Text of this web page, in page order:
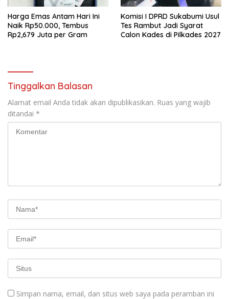
Harga Emas Antam Hari Ini
Naik Rp50.000, Tembus
Rp2,679 Juta per Gram
Komisi I DPRD Sukabumi Usul
Tes Rambut Jadi Syarat
Calon Kades di Pilkades 2027
Tinggalkan Balasan
Alamat email Anda tidak akan dipublikasikan. Ruas yang wajib
ditandai *
Simpan nama, email, dan situs web saya pada peramban ini